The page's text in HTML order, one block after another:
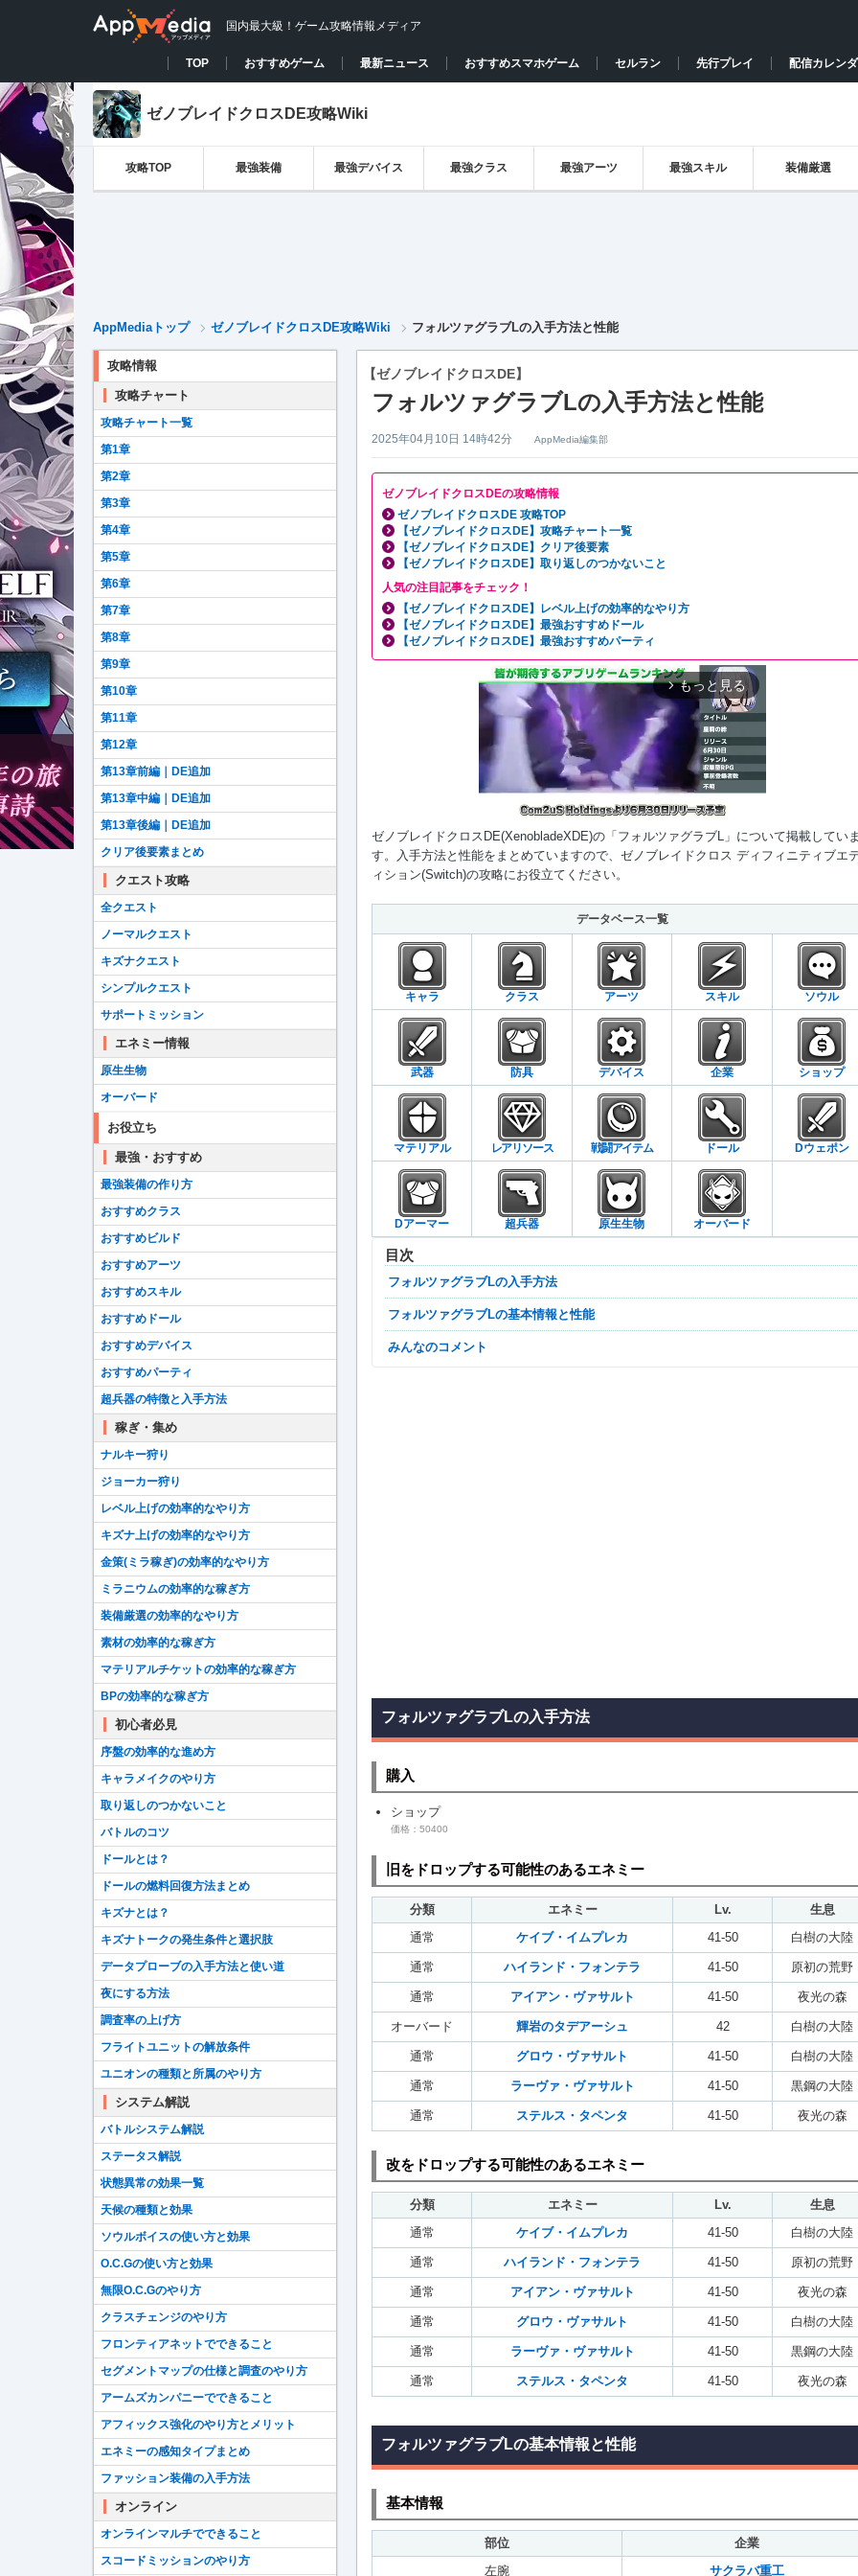
国内最大級！ゲーム攻略情報メディア
TOP おすすめゲーム 最新ニュース おすすめスマホゲーム セルラン 先行プレイ 配信カレン
ゼノブレイドクロスDE攻略Wiki
攻略TOP 最強装備 最強デバイス 最強クラス 最強アーツ 最強スキル 装備厳選
AppMediaトップ ゼノブレイドクロスDE攻略Wiki フォルツァグラブLの入手方法と性能
【ゼノブレイドクロスDE】
フォルツァグラブLの入手方法と性能
2025年04月10日 14時42分 AppMedia編集部
ゼノブレイドクロスDEの攻略情報
ゼノブレイドクロスDE 攻略TOP
【ゼノブレイドクロスDE】攻略チャート一覧
【ゼノブレイドクロスDE】クリア後要素
【ゼノブレイドクロスDE】取り返しのつかないこと
人気の注目記事をチェック！
【ゼノブレイドクロスDE】レベル上げの効率的なやり方
【ゼノブレイドクロスDE】最強おすすめドール
【ゼノブレイドクロスDE】最強おすすめパーティ
arrow_forward_ios もっと見る
ゼノブレイドクロスDE(XenobladeXDE)の「フォルツァグラブL」について掲載していま
す。入手方法と性能をまとめていますので、ゼノブレイドクロス ディフィニティブエ
ィション(Switch)の攻略にお役立てください。
データベース一覧
キャラ クラス アーツ スキル ソウル
武器 防具 デバイス 企業 ショップ
マテリアル レアリソース 戦闘アイテム ドール Dウェポン
Dアーマー 超兵器 原生生物 オーバード
目次
フォルツァグラブLの入手方法
フォルツァグラブLの基本情報と性能
みんなのコメント
フォルツァグラブLの入手方法
購入
ショップ
価格：50400
旧をドロップする可能性のあるエネミー
分類 エネミー Lv.
生息
通常
ケイブ・イムプレカ 41-50 白樹の大陸
通常 ハイランド・フォンテラ 41-50 原初の荒野
通常 アイアン・ヴァサルト 41-50 夜光の森
オーバード 輝岩のタデアーシュ 42 白樹の大陸
通常 グロウ・ヴァサルト 41-50 白樹の大陸
通常 ラーヴァ・ヴァサルト 41-50 黒鋼の大陸
通常 ステルス・タペンタ 41-50 夜光の森
改をドロップする可能性のあるエネミー
分類 エネミー Lv.
生息
通常
ケイブ・イムプレカ 41-50 白樹の大陸
通常 ハイランド・フォンテラ 41-50 原初の荒野
通常 アイアン・ヴァサルト 41-50 夜光の森
通常 グロウ・ヴァサルト 41-50 白樹の大陸
通常 ラーヴァ・ヴァサルト 41-50 黒鋼の大陸
通常 ステルス・タペンタ 41-50 夜光の森
フォルツァグラブLの基本情報と性能
基本情報
部位
企業
左腕
サクラバ重工
攻略情報
攻略チャート
攻略チャート一覧
第1章
第2章
第3章
第4章
第5章
第6章
第7章
第8章
第9章
第10章
第11章
第12章
第13章前編｜DE追加
第13章中編｜DE追加
第13章後編｜DE追加
クリア後要素まとめ
クエスト攻略
全クエスト
ノーマルクエスト
キズナクエスト
シンプルクエスト
サポートミッション
エネミー情報
原生生物
オーバード
お役立ち
最強・おすすめ
最強装備の作り方
おすすめクラス
おすすめビルド
おすすめアーツ
おすすめスキル
おすすめドール
おすすめデバイス
おすすめパーティ
超兵器の特徴と入手方法
稼ぎ・集め
ナルキー狩り
ジョーカー狩り
レベル上げの効率的なやり方
キズナ上げの効率的なやり方
金策(ミラ稼ぎ)の効率的なやり方
ミラニウムの効率的な稼ぎ方
装備厳選の効率的なやり方
素材の効率的な稼ぎ方
マテリアルチケットの効率的な稼ぎ方
BPの効率的な稼ぎ方
初心者必見
序盤の効率的な進め方
キャラメイクのやり方
取り返しのつかないこと
バトルのコツ
ドールとは？
ドールの燃料回復方法まとめ
キズナとは？
キズナトークの発生条件と選択肢
データプローブの入手方法と使い道
夜にする方法
調査率の上げ方
フライトユニットの解放条件
ユニオンの種類と所属のやり方
システム解説
バトルシステム解説
ステータス解説
状態異常の効果一覧
天候の種類と効果
ソウルボイスの使い方と効果
O.C.Gの使い方と効果
無限O.C.Gのやり方
クラスチェンジのやり方
フロンティアネットでできること
セグメントマップの仕様と調査のやり方
アームズカンパニーでできること
アフィックス強化のやり方とメリット
エネミーの感知タイプまとめ
ファッション装備の入手方法
オンライン
オンラインマルチでできること
スコードミッションのやり方